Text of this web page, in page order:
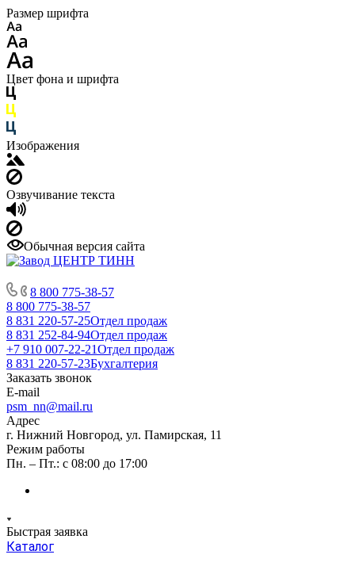
Размер шрифта
Цвет фона и шрифта
Изображения
Озвучивание текста
Обычная версия сайта
8 800 775-38-57
8 800 775-38-57
8 831 220-57-25Отдел продаж
8 831 252-84-94Отдел продаж
+7 910 007-22-21Отдел продаж
8 831 220-57-23Бухгалтерия
Заказать звонок
E-mail
psm_nn@mail.ru
Адрес
г. Нижний Новгород, ул. Памирская, 11
Режим работы
Пн. – Пт.: с 08:00 до 17:00
Быстрая заявка
Каталог